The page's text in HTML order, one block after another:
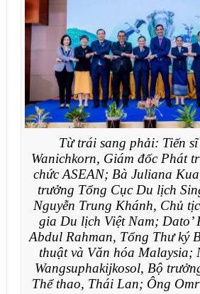
Từ trái sang phải: Tiến
Wanichkorn, Giám đốc Phát
chức ASEAN; Bà Juliana
trưởng Tổng Cục Du lịch
Nguyễn Trung Khánh, Chủ
gia Du lịch Việt Nam; Dato’
Abdul Rahman, Tổng Thư ký
thuật và Văn hóa Malaysia;
Wangsuphakijkosol, Bộ
Thể thao, Thái Lan; Ông